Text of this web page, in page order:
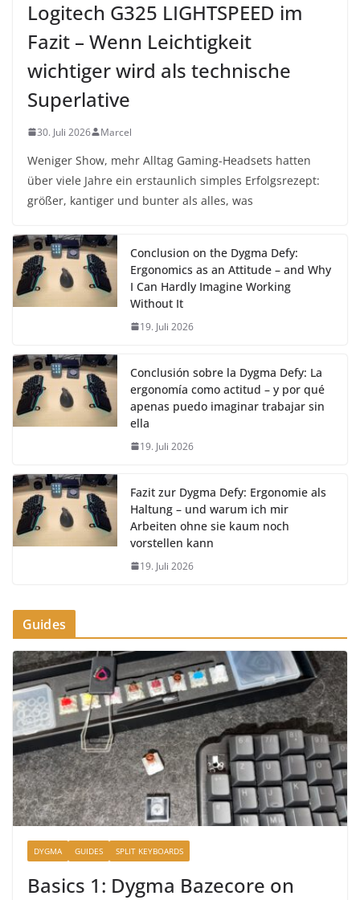
Logitech G325 LIGHTSPEED im
Fazit – Wenn Leichtigkeit
wichtiger wird als technische
Superlative
30. Juli 2026 Marcel
Weniger Show, mehr Alltag Gaming-Headsets hatten
über viele Jahre ein erstaunlich simples Erfolgsrezept:
größer, kantiger und bunter als alles, was
Conclusion on the Dygma Defy:
Ergonomics as an Attitude – and Why
I Can Hardly Imagine Working
Without It
19. Juli 2026
Conclusión sobre la Dygma Defy: La
ergonomía como actitud – y por qué
apenas puedo imaginar trabajar sin
ella
19. Juli 2026
Fazit zur Dygma Defy: Ergonomie als
Haltung – und warum ich mir
Arbeiten ohne sie kaum noch
vorstellen kann
19. Juli 2026
Guides
DYGMA GUIDES SPLIT KEYBOARDS
Basics 1: Dygma Bazecore on